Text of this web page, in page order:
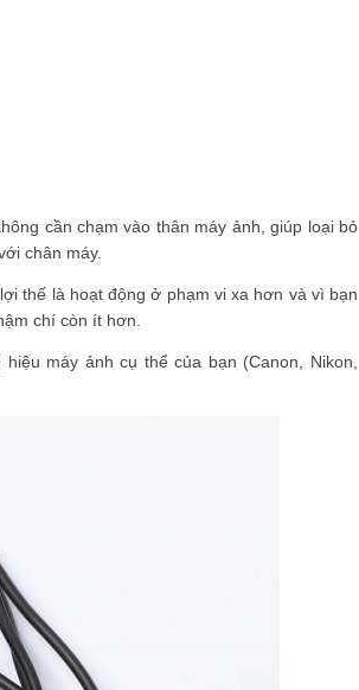
cần chạm vào thân máy ảnh, giúp loại bỏ
chân máy.
thế là hoạt động ở phạm vi xa hơn và vì bạn
chí còn ít hơn.
máy ảnh cụ thể của bạn (Canon, Nikon,